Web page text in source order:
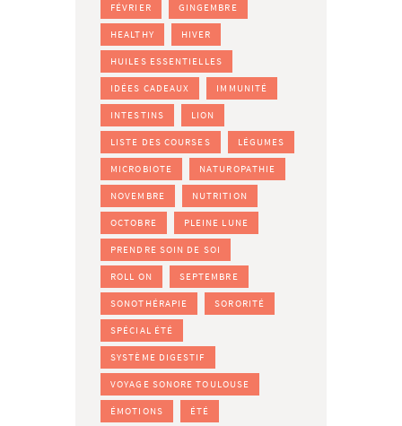
FÉVRIER GINGEMBRE
HEALTHY HIVER
HUILES ESSENTIELLES
IDÉES CADEAUX IMMUNITÉ
INTESTINS LION
LISTE DES COURSES LÉGUMES
MICROBIOTE NATUROPATHIE
NOVEMBRE NUTRITION
OCTOBRE PLEINE LUNE
PRENDRE SOIN DE SOI
ROLL ON SEPTEMBRE
SONOTHÉRAPIE SORORITÉ
SPÉCIAL ÉTÉ
SYSTÈME DIGESTIF
VOYAGE SONORE TOULOUSE
ÉMOTIONS ÉTÉ